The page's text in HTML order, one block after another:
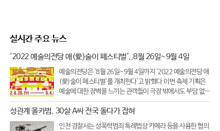
실시간 주요 뉴스
'2022 예술의전당 애(愛)술이 페스티벌'..8월 26일~9월 4일
예술의전당은 '8월 26일~9월 4일까지 '2022 예술의전당 애
(愛)술이 페스티벌'를 개최한다'고 밝혔다.이번 축제 기획은
예술에 대한 장벽을 느끼는 관객들이 극장 밖에서도 부담 없이
즐길 수 있는 축제를 콘셉트로 기획됐다.축제 기간 동안 개최
되는 모든 공연과 상영은 무료이다.총 10일간 예술의전당 야
외광장 곳곳에서 야
성관계 몰카범, 30살 A씨 전국 돌다가 잡혀
인천 경찰서는 성폭력범죄 특례법상 카메라 등을 사용한 혐의